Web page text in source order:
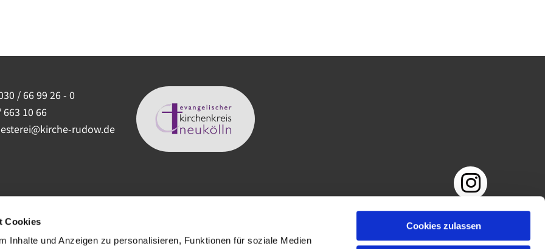
Cookies
Inhalte und Anzeigen zu personalisieren, Funktionen für soziale Medien
Cookies zulassen
/ 66 99 26 - 0
663 10 66
rudow.de
Datenschutzerklärung